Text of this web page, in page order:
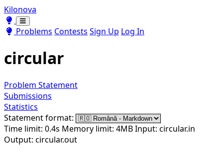
Kilonova
Toggle theme
Toggle theme
Problems Contests Sign Up Log In
circular
Problem Statement
Submissions
Statistics
Statement format:
Time limit: 0.4s Memory limit: 4MBInput: circular.in
Output: circular.out